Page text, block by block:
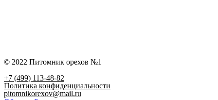
© 2022 Питомник орехов №1
+7 (499) 113-48-82
Политика конфиденциальности
pitomnikorexov@mail.ru